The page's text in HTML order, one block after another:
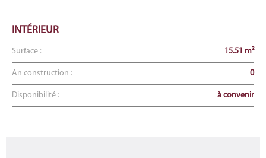
INTÉRIEUR
Surface : 15.51 m²
An construction : 0
Disponibilité : à convenir